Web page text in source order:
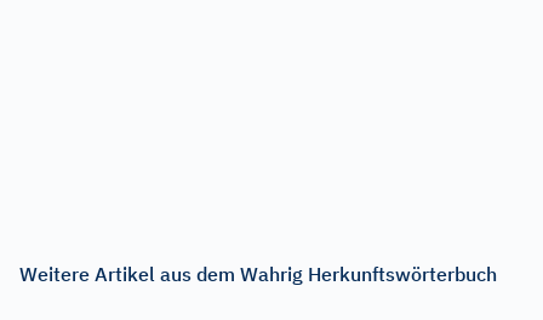
Weitere Artikel aus dem Wahrig Herkunftswörterbuch